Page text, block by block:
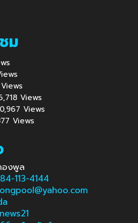
ม
Views
Views
Views
งพูล
113-4144